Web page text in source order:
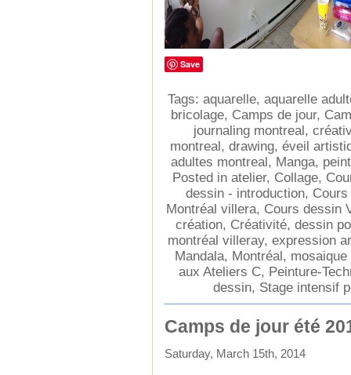
Save
Tags: aquarelle, aquarelle
bricolage, Camps de jour,
journaling montreal,
montreal, drawing, éveil
adultes montreal, Manga,
Posted in atelier, Collage,
dessin - introduction,
Montréal villera, Cours dessin
création, Créativité, dessin
montréal villeray, expression
Mandala, Montréal,
aux Ateliers C, Peinture-
dessin, Stage intensif
Camps de jour été
Saturday, March 15th, 2014